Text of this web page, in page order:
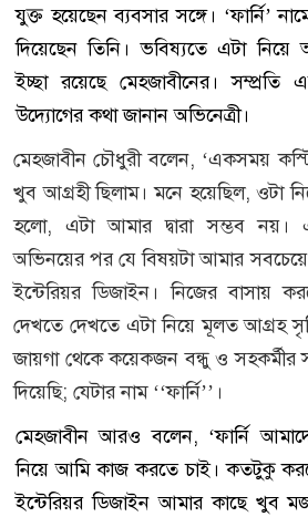
যুক্ত হয়েছেন ব্যবসার সঙ্গে। ‘ফার্নি’
দিয়েছেন তিনি। ভবিষ্যতে এটা
ইচ্ছা রয়েছে মেহজাবীনের।
উদ্যোগের কথা জানান অভিনেত্রী।
মেহজাবীন চৌধুরী বলেন, ‘একসময়
খুব আগ্রহী ছিলাম। মনে হয়েছিল, ওটা
হলো, এটা আমার দ্বারা সম্ভব
অভিনয়ের পর যে বিষয়টা আমার
ইন্টেরিয়র ডিজাইন। নিজের বাসায়
দেখতে দেখতে এটা নিয়ে মূলত আগ্রহ
জায়গা থেকে কয়েকজন বন্ধু ও সহকর্মীর
দিয়েছি; যেটার নাম ‘‘ফার্নি’’।
মেহজাবীন আরও বলেন, ‘ফার্নি
নিয়ে আমি কাজ করতে চাই। কতটুকু
ইন্টেরিয়র ডিজাইন আমার কাছে খুব